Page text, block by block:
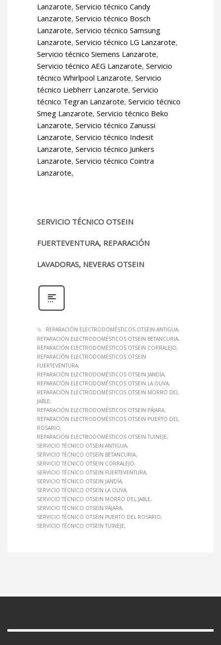
Lanzarote, Servicio técnico Candy
Lanzarote, Servicio técnico Bosch
Lanzarote, Servicio técnico Samsung
Lanzarote, Servicio técnico LG Lanzarote,
Servicio técnico Siemens Lanzarote,
Servicio técnico AEG Lanzarote, Servicio
técnico Whirlpool Lanzarote, Servicio
técnico Liebherr Lanzarote, Servicio
técnico Tegran Lanzarote, Servicio técnico
Smeg Lanzarote, Servicio técnico Beko
Lanzarote, Servicio técnico Zanussi
Lanzarote, Servicio técnico Indesit
Lanzarote, Servicio técnico Junkers
Lanzarote, Servicio técnico Cointra
Lanzarote,
SERVICIO TÉCNICO OTSEIN
FUERTEVENTURA, REPARACIÓN
LAVADORAS, NEVERAS OTSEIN
REPARACIÓN ELECTRODOMÉSTICOS OTSEIN ANTIGUA
REPARACIÓN ELECTRODOMÉSTICOS OTSEIN BETANCURIA
REPARACIÓN ELECTRODOMÉSTICOS OTSEIN CORRALEJO
REPARACIÓN ELECTRODOMÉSTICOS OTSEIN
FUERTEVENTURA
REPARACIÓN ELECTRODOMÉSTICOS OTSEIN JANDÍA
REPARACIÓN ELECTRODOMÉSTICOS OTSEIN LA OLIVA
REPARACIÓN ELECTRODOMÉSTICOS OTSEIN MORRO DEL
JABLE
REPARACIÓN ELECTRODOMÉSTICOS OTSEIN PÁJARA
REPARACIÓN ELECTRODOMÉSTICOS OTSEIN PUERTO DEL
ROSARIO
REPARACIÓN ELECTRODOMÉSTICOS OTSEIN TUINEJE
SERVICIO TÉCNICO OTSEIN ANTIGUA
SERVICIO TÉCNICO OTSEIN BETANCURIA
SERVICIO TÉCNICO OTSEIN CORRALEJO
SERVICIO TÉCNICO OTSEIN FUERTEVENTURA
SERVICIO TÉCNICO OTSEIN JANDÍA
SERVICIO TÉCNICO OTSEIN LA OLIVA
SERVICIO TÉCNICO OTSEIN MORRO DEL JABLE
SERVICIO TÉCNICO OTSEIN PÁJARA
SERVICIO TÉCNICO OTSEIN PUERTO DEL ROSARIO
SERVICIO TÉCNICO OTSEIN TUINEJE